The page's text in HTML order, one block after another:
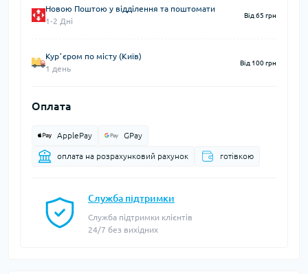
Новою Поштою у відділення та поштомати
1-2 Дні
Від 65 грн
Курʼєром по місту (Київ)
1 день
Від 100 грн
Оплата
ApplePay GPay
оплата на розрахунковий рахунок готівкою
Служба підтримки
Служба підтримки клієнтів
24/7 без вихідних